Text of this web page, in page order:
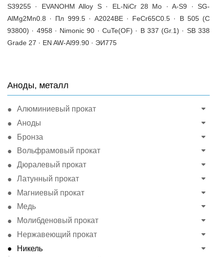
Аноды, металл
Алюминиевый прокат
Аноды
Бронза
Вольфрамовый прокат
Дюралевый прокат
Латунный прокат
Магниевый прокат
Медь
Молибденовый прокат
Нержавеющий прокат
Никель
S39255 · EVANOHM Alloy S · EL-NiCr 28 Mo · A-S9 · SG-
AlMg2Mn0.8 · Пл 999.5 · A2024BE · FeCr65C0.5 · B 505 (C
93800) · 4958 · Nimonic 90 · CuTe(OF) · B 337 (Gr.1) · SB 338
Grade 27 · EN AW-Al99.90 · ЭИ775